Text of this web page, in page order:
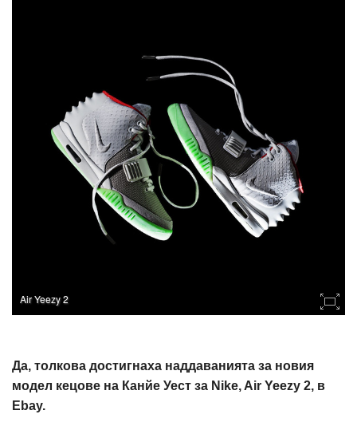
Air Yeezy 2
Да, толкова достигнаха наддаваниятa за новия
модел кецове на Канйе Уест за Nike, Air Yeezy 2, в
Ebay.